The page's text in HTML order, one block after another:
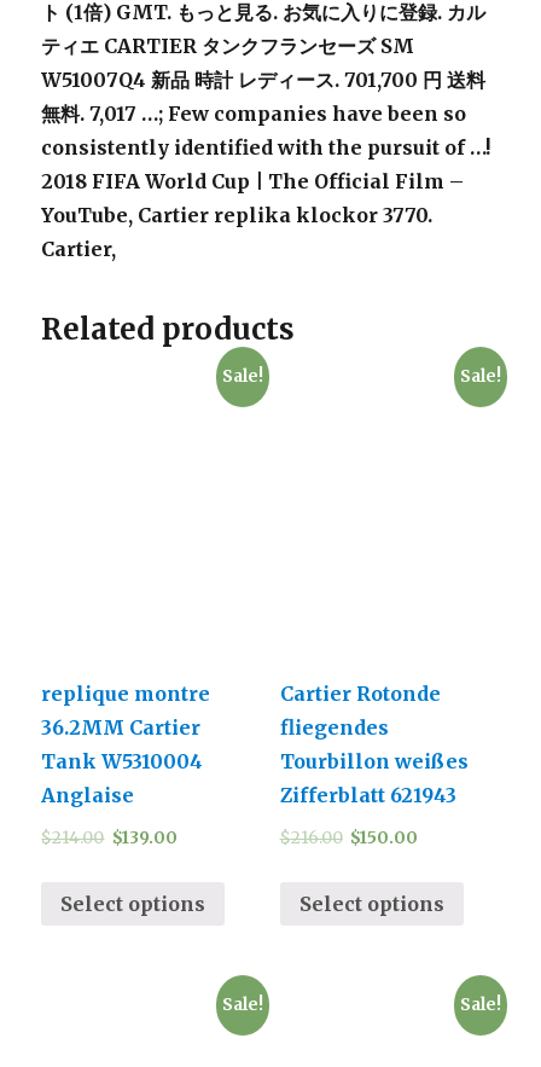
ト (1倍) GMT. もっと見る. お気に入りに登録. カル
ティエ CARTIER タンクフランセーズ SM
W51007Q4 新品 時計 レディース. 701,700 円 送料
無料. 7,017 …; Few companies have been so
consistently identified with the pursuit of …!
2018 FIFA World Cup | The Official Film –
YouTube, Cartier replika klockor 3770.
Cartier,
Related products
Sale!
replique montre
36.2MM Cartier
Tank W5310004
Anglaise
$214.00 $139.00
Select options
Sale!
Cartier Rotonde
fliegendes
Tourbillon weißes
Zifferblatt 621943
$216.00 $150.00
Select options
Sale! Sale!